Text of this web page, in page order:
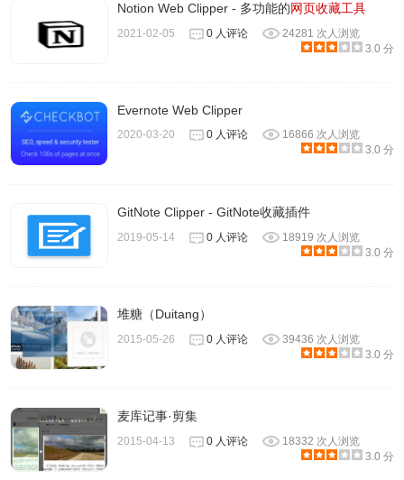
Notion Web Clipper - 多功能的网页收藏工具
2021-02-05 0 人评论
24281 次人浏览
3.0 分
Evernote Web Clipper
2020-03-20 0 人评论
16866 次人浏览
3.0 分
GitNote Clipper - GitNote收藏插件
2019-05-14 0 人评论
18919 次人浏览
3.0 分
堆糖（Duitang）
2015-05-26 0 人评论
39436 次人浏览
3.0 分
麦库记事·剪集
2015-04-13 0 人评论
18332 次人浏览
3.0 分